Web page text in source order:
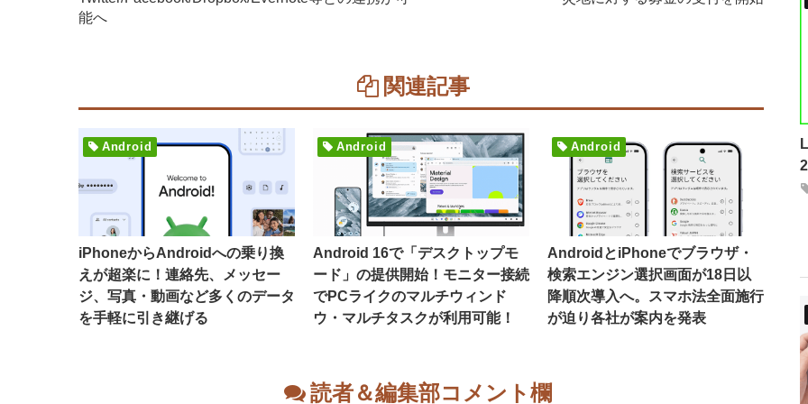
能へ
関連記事
Android
iPhoneからAndroidへの乗り換
えが超楽に！連絡先、メッセー
ジ、写真・動画など多くのデータ
を手軽に引き継げる
Android
Android 16で「デスクトップモ
ード」の提供開始！モニター接続
でPCライクのマルチウィンド
ウ・マルチタスクが利用可能！
Android
AndroidとiPhoneでブラウザ・
検索エンジン選択画面が18日以
降順次導入へ。スマホ法全面施行
が迫り各社が案内を発表
読者＆編集部コメント欄